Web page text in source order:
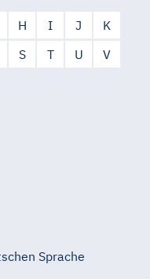
H I J
K
S T U
V
Sprache